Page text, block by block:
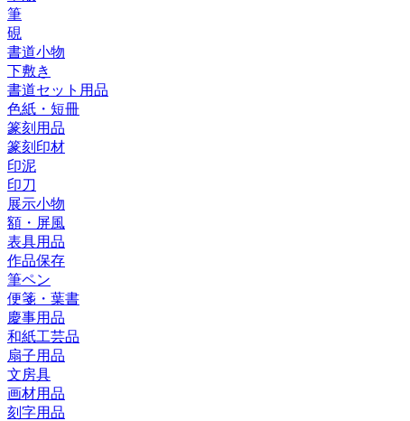
筆
硯
書道小物
下敷き
書道セット用品
色紙・短冊
篆刻用品
篆刻印材
印泥
印刀
展示小物
額・屏風
表具用品
作品保存
筆ペン
便箋・葉書
慶事用品
和紙工芸品
扇子用品
文房具
画材用品
刻字用品